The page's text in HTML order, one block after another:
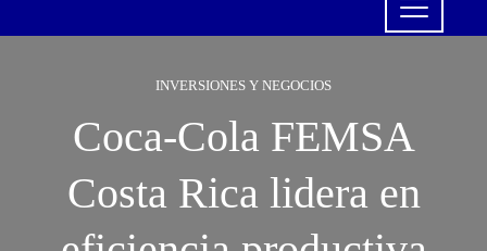
INVERSIONES Y NEGOCIOS
Coca-Cola FEMSA
Costa Rica lidera en